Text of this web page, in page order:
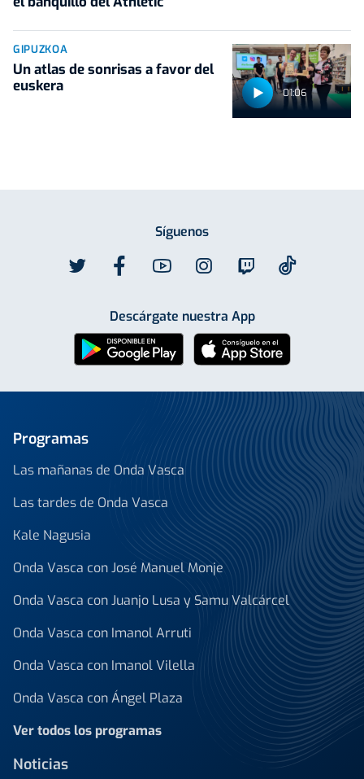
01:06
GIPUZKOA
Un atlas de sonrisas a favor del
euskera
Síguenos
Descárgate nuestra App
Programas
Las mañanas de Onda Vasca
Las tardes de Onda Vasca
Kale Nagusia
Onda Vasca con José Manuel Monje
Onda Vasca con Juanjo Lusa y Samu Valcárcel
Onda Vasca con Imanol Arruti
Onda Vasca con Imanol Vilella
Onda Vasca con Ángel Plaza
Ver todos los programas
Noticias